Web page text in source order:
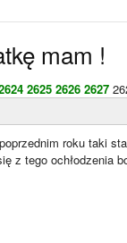
mam !
2625 2626 2627
roku taki
z tego ochłodzenia